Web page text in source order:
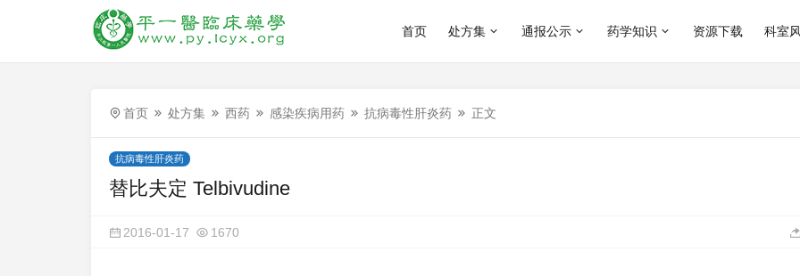
首页 处方集 通报公示 药学知识 资源下载 科室
首页 处方集 西药 感染疾病用药 抗病毒性肝炎药 正文
抗病毒性肝炎药
替比夫定 Telbivudine
2016-01-17 1670